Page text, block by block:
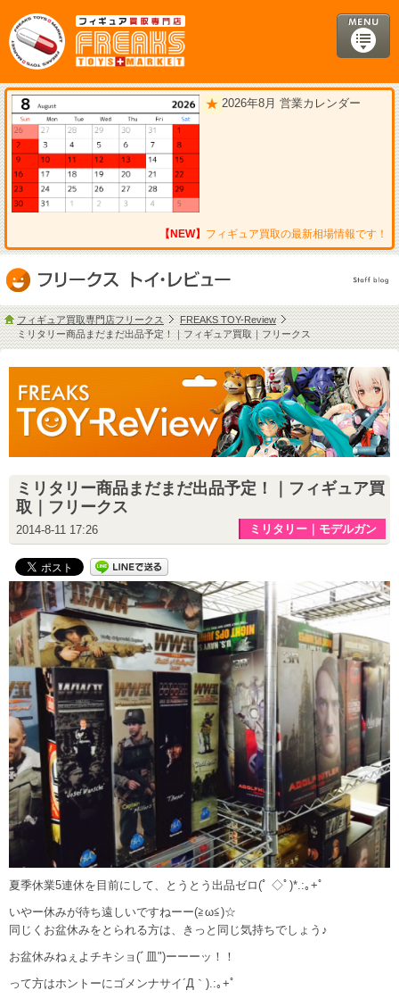
2026年8月 営業カレンダー
【NEW】 フィギュア買取の最新相場情報です！
フィギュア買取専門店フリークス
FREAKS TOY-Review
ミリタリー商品まだまだ出品予定！｜フィギュア買取｜フリークス
ミリタリー商品まだまだ出品予定！｜フィギュア買
取｜フリークス
2014-8-11 17:26 ミリタリー｜モデルガン
夏季休業5連休を目前にして、とうとう出品ゼロ(ﾟ ◇ﾟ)*.:｡+ﾟ
いやー休みが待ち遠しいですねーー(≧ω≦)☆
同じくお盆休みをとられる方は、きっと同じ気持ちでしょう♪
お盆休みねぇよチキショ(ﾞ皿")ーーーッ！！
って方はホントーにゴメンナサイ´Д｀).:｡+ﾟ